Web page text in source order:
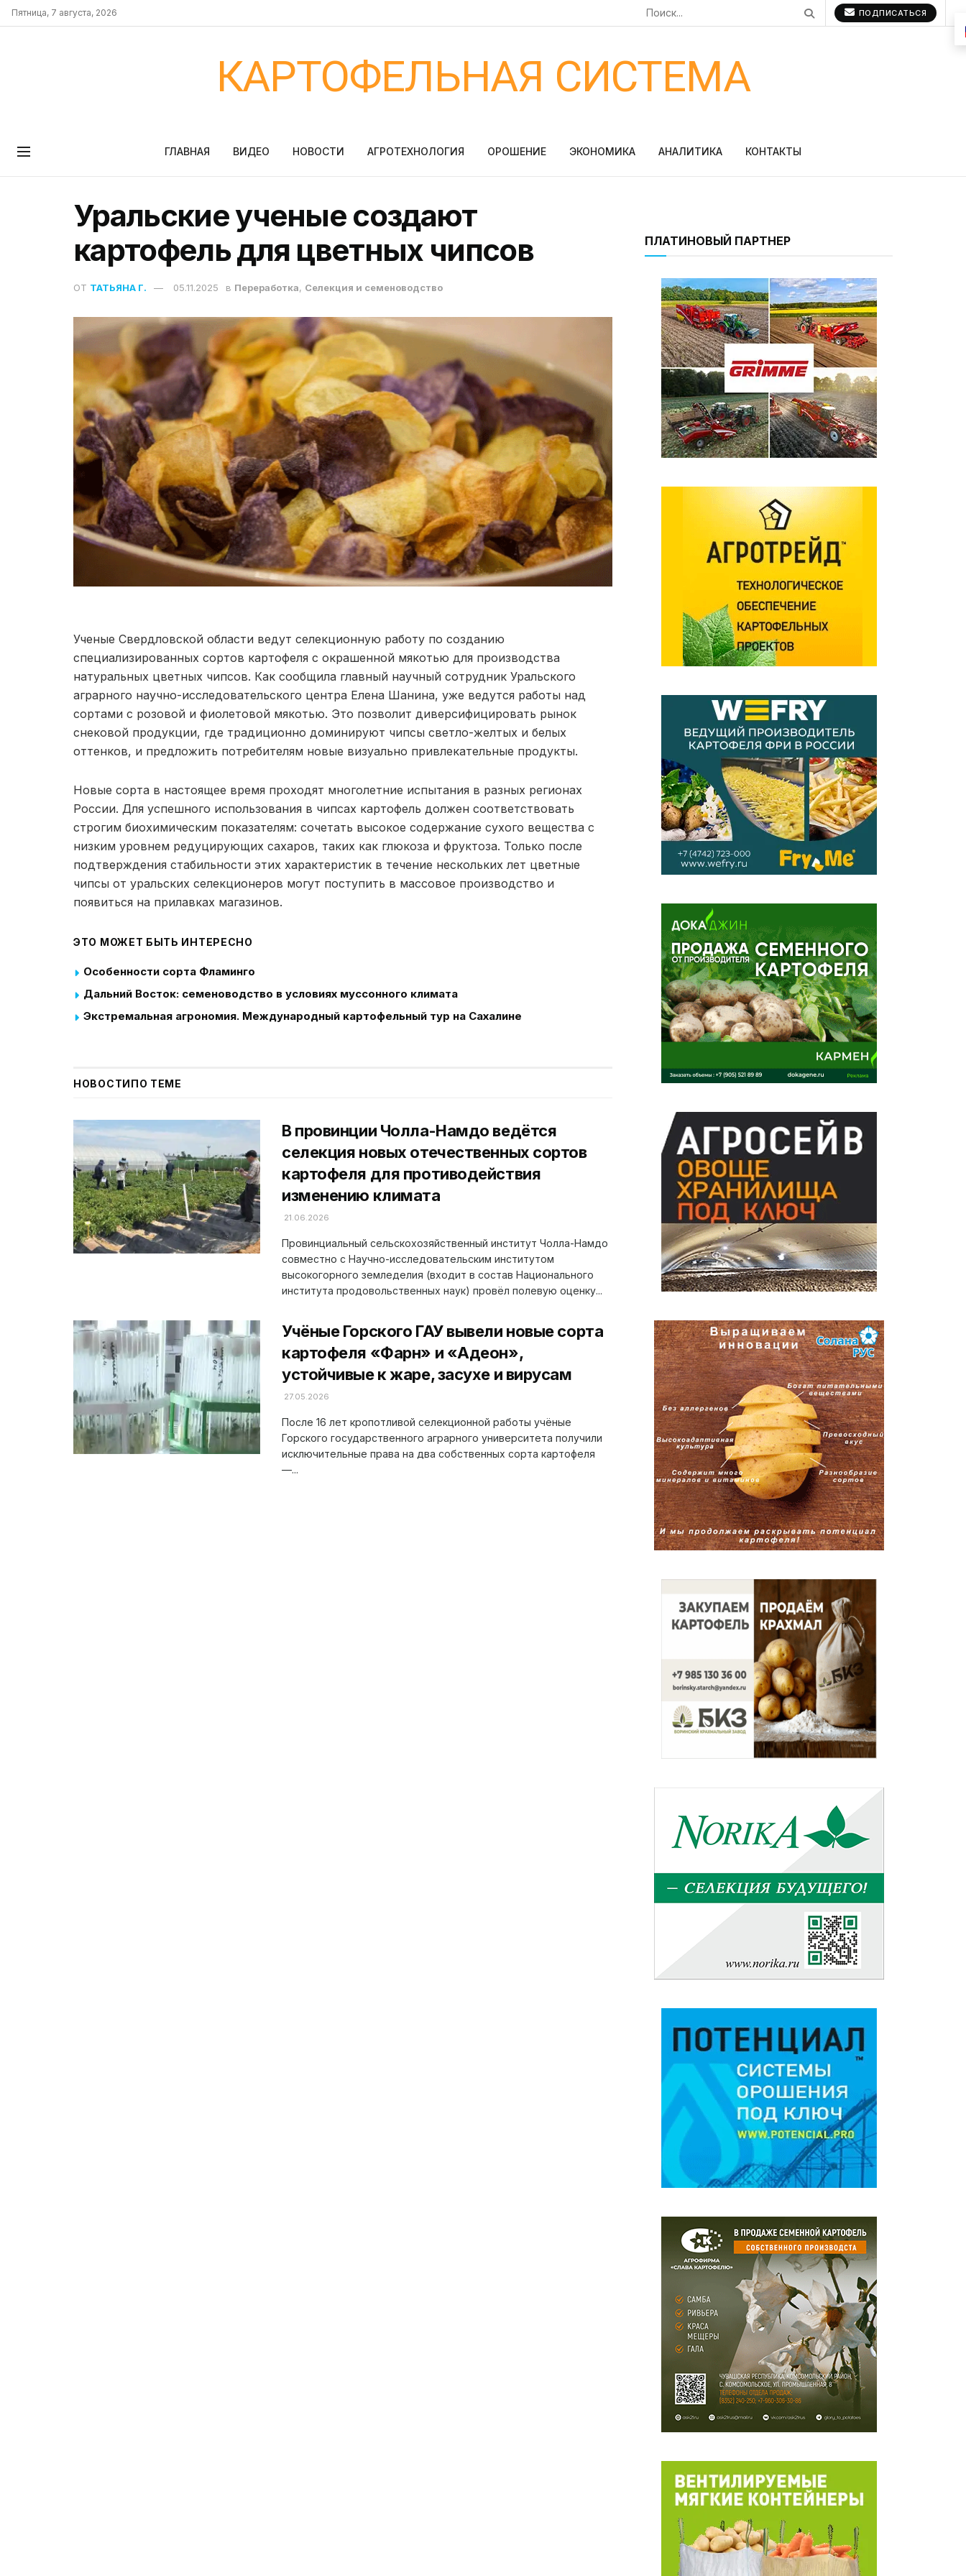
Пятница, 7 августа, 2026 ПОДПИСАТЬСЯ
КАРТОФЕЛЬНАЯ СИСТЕМА
ГЛАВНАЯ ВИДЕО НОВОСТИ АГРОТЕХНОЛОГИЯ ОРОШЕНИЕ ЭКОНОМИКА АНАЛИТИКА КОНТАКТЫ
Уральские ученые создают
картофель для цветных чипсов
ОТ ТАТЬЯНА Г. 05.11.2025 в Переработка, Селекция и семеноводство
Ученые Свердловской области ведут селекционную работу по созданию
специализированных сортов картофеля с окрашенной мякотью для производства
натуральных цветных чипсов. Как сообщила главный научный сотрудник Уральского
аграрного научно-исследовательского центра Елена Шанина, уже ведутся работы над
сортами с розовой и фиолетовой мякотью. Это позволит диверсифицировать рынок
снековой продукции, где традиционно доминируют чипсы светло-желтых и белых
оттенков, и предложить потребителям новые визуально привлекательные продукты.
Новые сорта в настоящее время проходят многолетние испытания в разных регионах
России. Для успешного использования в чипсах картофель должен соответствовать
строгим биохимическим показателям: сочетать высокое содержание сухого вещества с
низким уровнем редуцирующих сахаров, таких как глюкоза и фруктоза. Только после
подтверждения стабильности этих характеристик в течение нескольких лет цветные
чипсы от уральских селекционеров могут поступить в массовое производство и
появиться на прилавках магазинов.
ЭТО МОЖЕТ БЫТЬ ИНТЕРЕСНО
Особенности сорта Фламинго
Дальний Восток: семеноводство в условиях муссонного климата
Экстремальная агрономия. Международный картофельный тур на Сахалине
НОВОСТИПО ТЕМЕ
В провинции Чолла-Намдо ведётся
селекция новых отечественных сортов
картофеля для противодействия
изменению климата
21.06.2026
Провинциальный сельскохозяйственный институт Чолла-Намдо
совместно с Научно-исследовательским институтом
высокогорного земледелия (входит в состав Национального
института продовольственных наук) провёл полевую оценку...
Учёные Горского ГАУ вывели новые сорта
картофеля «Фарн» и «Адеон»,
устойчивые к жаре, засухе и вирусам
27.05.2026
После 16 лет кропотливой селекционной работы учёные
Горского государственного аграрного университета получили
исключительные права на два собственных сорта картофеля
—...
ПЛАТИНОВЫЙ ПАРТНЕР